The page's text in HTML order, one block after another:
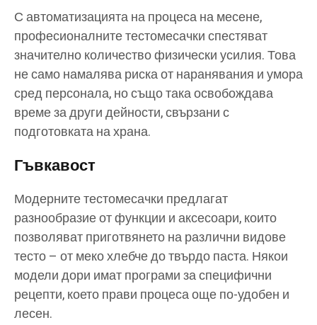
С автоматизацията на процеса на месене,
професионалните тестомесачки спестяват
значително количество физически усилия. Това
не само намалява риска от наранявания и умора
сред персонала, но също така освобождава
време за други дейности, свързани с
подготовката на храна.
Гъвкавост
Модерните тестомесачки предлагат
разнообразие от функции и аксесоари, които
позволяват приготвянето на различни видове
тесто – от меко хлебче до твърдо паста. Някои
модели дори имат програми за специфични
рецепти, което прави процеса още по-удобен и
лесен.